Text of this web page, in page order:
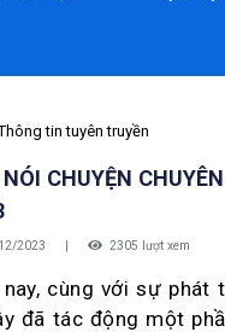
tin tuyên truyền
CHUYỆN
2023 | 2305 lượt xem
nay, cùng với sự phát
đã tác động một